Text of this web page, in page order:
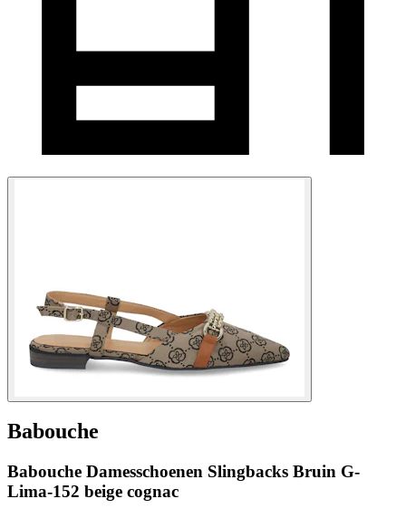
Babouche
Babouche Damesschoenen Slingbacks Bruin G-
Lima-152 beige cognac